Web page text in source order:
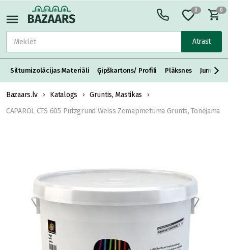
Atrast
0 0
Siltumizolācijas Materiāli Ģipškartons/ Profili Plāksnes Jumta
Bazaars.lv Katalogs
Gruntis, Mastikas
CAPAROL CTS 605 Putzgrund Weiss Zemapmetuma Grunts, Tonējama